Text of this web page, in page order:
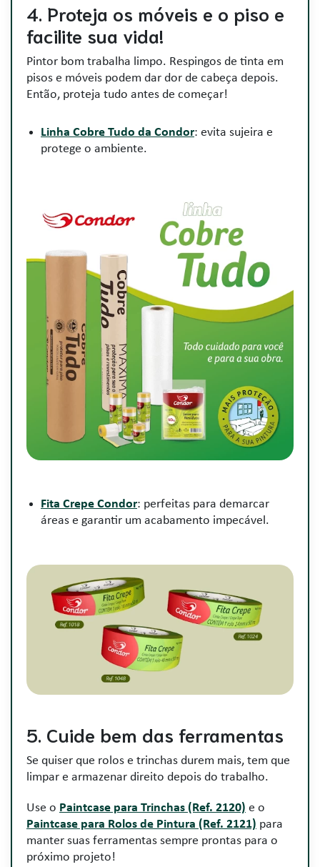
4. Proteja os móveis e o piso e
facilite sua vida!
Pintor bom trabalha limpo. Respingos de tinta em
pisos e móveis podem dar dor de cabeça depois.
Então, proteja tudo antes de começar!
Linha Cobre Tudo da Condor: evita sujeira e
protege o ambiente.
Fita Crepe Condor: perfeitas para demarcar
áreas e garantir um acabamento impecável.
5. Cuide bem das ferramentas
Se quiser que rolos e trinchas durem mais, tem que
limpar e armazenar direito depois do trabalho.
Use o Paintcase para Trinchas (Ref. 2120) e o
Paintcase para Rolos de Pintura (Ref. 2121) para
manter suas ferramentas sempre prontas para o
próximo projeto!